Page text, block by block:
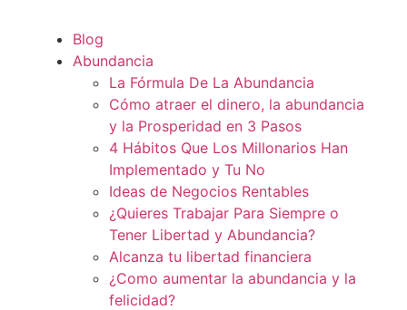
Blog
Abundancia
La Fórmula De La Abundancia
Cómo atraer el dinero, la abundancia
y la Prosperidad en 3 Pasos
4 Hábitos Que Los Millonarios Han
Implementado y Tu No
Ideas de Negocios Rentables
¿Quieres Trabajar Para Siempre o
Tener Libertad y Abundancia?
Alcanza tu libertad financiera
¿Como aumentar la abundancia y la
felicidad?